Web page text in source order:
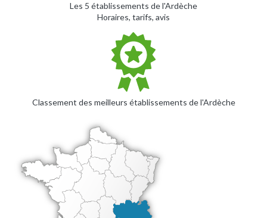
Les 5 établissements de l'Ardèche
Horaires, tarifs, avis
Classement des meilleurs établissements de l'Ardèche